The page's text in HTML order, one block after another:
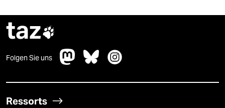
taz
Folgen Sie uns
Ressorts